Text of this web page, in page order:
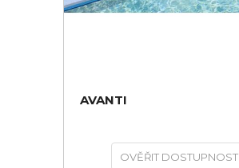
AVANTI
OVĚŘIT DOSTUPNOST